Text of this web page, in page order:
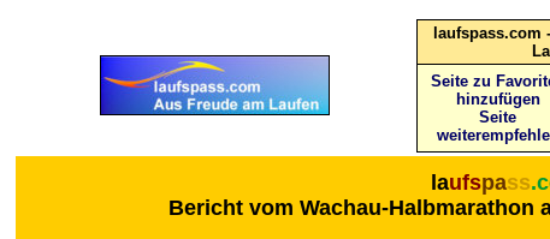
laufspass.com
Seite zu
hinzufügen
Seite
laufspass
Bericht vom Wachau-Halbmarathon